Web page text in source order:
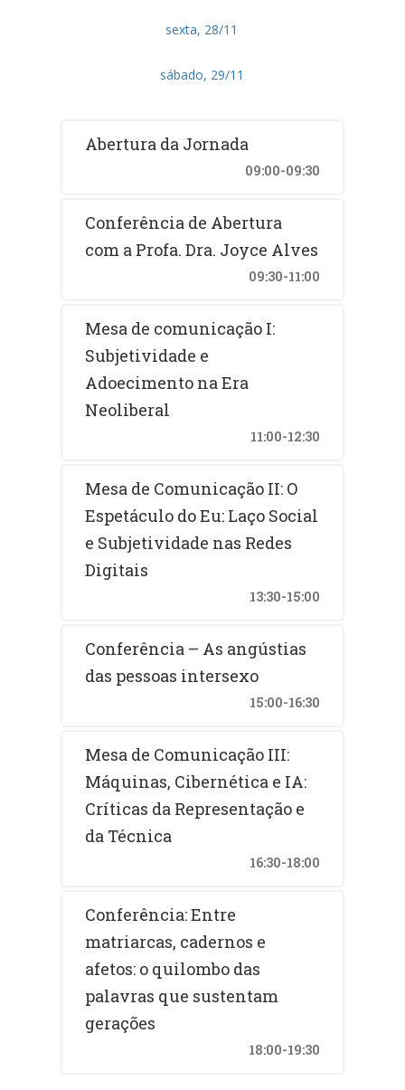
sexta, 28/11
sábado, 29/11
Abertura da Jornada
09:00-09:30
Conferência de Abertura
com a Profa. Dra. Joyce Alves
09:30-11:00
Mesa de comunicação I:
Subjetividade e
Adoecimento na Era
Neoliberal
11:00-12:30
Mesa de Comunicação II: O
Espetáculo do Eu: Laço Social
e Subjetividade nas Redes
Digitais
13:30-15:00
Conferência – As angústias
das pessoas intersexo
15:00-16:30
Mesa de Comunicação III:
Máquinas, Cibernética e IA:
Críticas da Representação e
da Técnica
16:30-18:00
Conferência: Entre
matriarcas, cadernos e
afetos: o quilombo das
palavras que sustentam
gerações
18:00-19:30